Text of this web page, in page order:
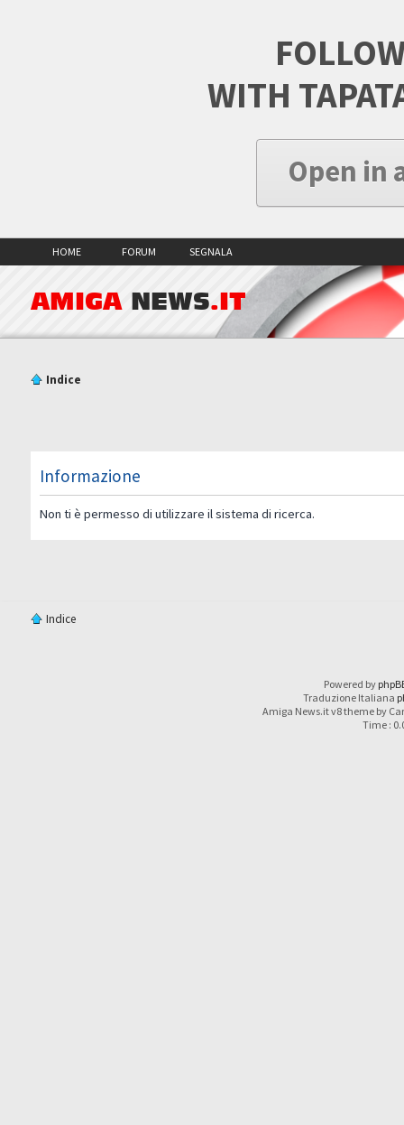
WITH
Open in
HOME FORUM SEGNALA
AMIGA NEWS.IT
Indice
Informazione
Non ti è permesso di utilizzare il sistema di ricerca.
Indice
Powered by
Traduzione Italiana
Amiga News.it v8 theme by
Time :